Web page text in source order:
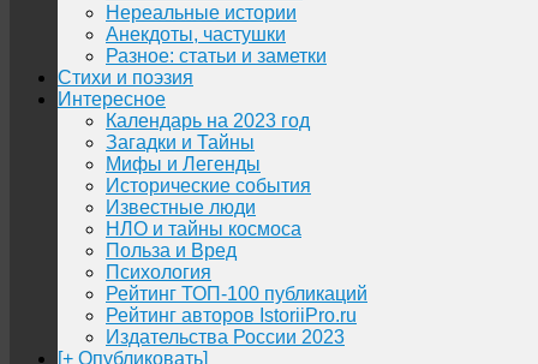
Нереальные истории
Анекдоты, частушки
Разное: статьи и заметки
Стихи и поэзия
Интересное
Календарь на 2023 год
Загадки и Тайны
Мифы и Легенды
Исторические события
Известные люди
НЛО и тайны космоса
Польза и Вред
Психология
Рейтинг ТОП-100 публикаций
Рейтинг авторов IstoriiPro.ru
Издательства России 2023
[+ Опубликовать]